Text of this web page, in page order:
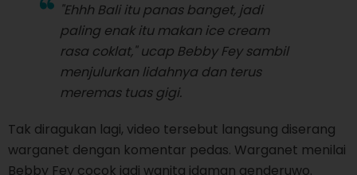
"Ehhh Bali itu panas banget, jadi
paling enak itu makan ice cream
rasa coklat," ucap Bebby Fey sambil
menjulurkan lidahnya dan terus
meremas tuas gigi.
Tak diragukan lagi, video tersebut langsung diserang
warganet dengan komentar pedas. Warganet menilai
Bebby Fey cocok jadi wanita idaman genderuwo.